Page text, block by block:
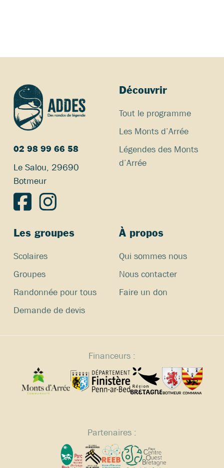
o
e
u
e
d
a
02 98 99 66 58
Le Salou, 29690
Botmeur
Découvrir
Tout le programme
Les Monts d’Arrée
Légendes des Monts
d’Arrée
Les groupes
Scolaires
Groupes
Randonnée pour tous
Demande de devis
À propos
Qui sommes nous
Nous contacter
Faire un don
Financeurs :
Partenaires :